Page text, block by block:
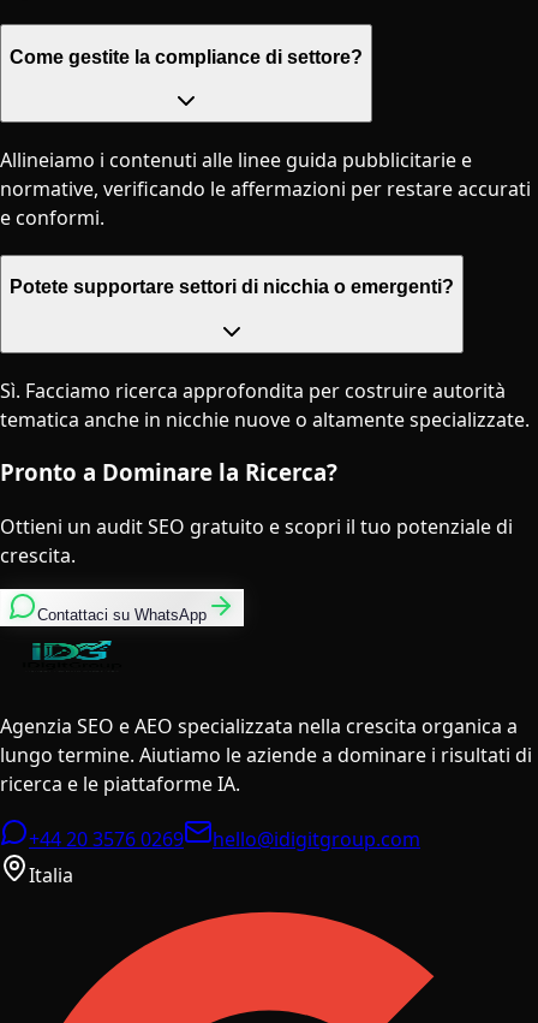
Servizi Legali
Città
Agenzia SEO Milano
Agenzia SEO Roma
Agenzia SEO Napoli
Agenzia SEO Bologna
Agenzia SEO Firenze
Azienda
Chi Siamo
Case Study
Prezzi
Blog
Contatti
Strumenti
Audit SEO Gratuito
Glossario SEO
Resta Aggiornato
Vuoi ricevere consigli SEO e aggiornamenti? Contattaci!
iDigitGroup.
Privacy Policy
Editorial PolicyMappa del